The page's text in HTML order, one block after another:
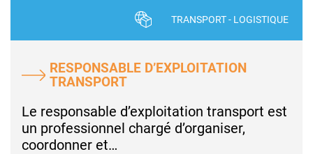
RESPONSABLE D’EXPLOITATION
TRANSPORT
TRANSPORT - LOGISTIQUE
Le responsable d’exploitation transport est
un professionnel chargé d’organiser,
coordonner et…